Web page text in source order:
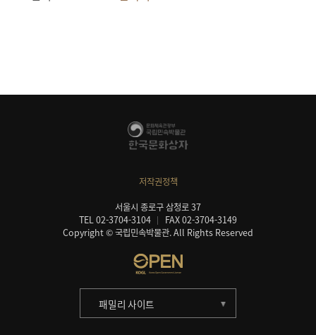
저작권정책
서울시 종로구 삼청로 37
TEL 02-3704-3104
FAX 02-3704-3149
Copyright © 국립민속박물관. All Rights Reserved
패밀리 사이트